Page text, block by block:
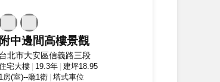
附中邊間高樓景觀
台北市大安區信義路三段
宅大樓 19.3年 建坪18.95
1房(室)--廳1衛 塔式車位